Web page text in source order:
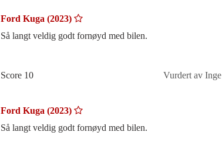
Ford Kuga (2023)
Så langt veldig godt fornøyd med bilen.
Score 10 Vurdert av Inge
Ford Kuga (2023)
Så langt veldig godt fornøyd med bilen.